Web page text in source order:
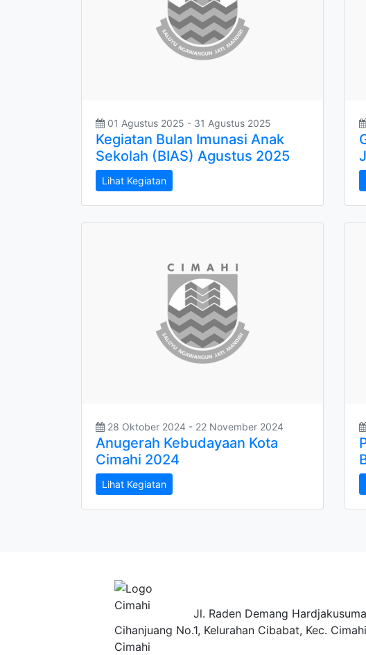
01 Agustus 2025 - 31 Agustus 2025
Kegiatan Bulan Imunasi Anak
Sekolah (BIAS) Agustus 2025
Lihat Kegiatan
28 Oktober 2024 - 22 November 2024
Anugerah Kebudayaan Kota
Cimahi 2024
Lihat Kegiatan
Jl. Raden Demang
Cihanjuang No.1, Kelurahan Cibabat, Kec.
Cimahi